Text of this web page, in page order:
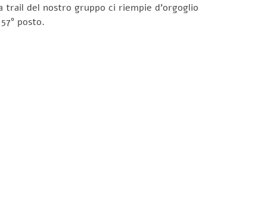
trail del nostro gruppo ci riempie d’orgoglio
posto.